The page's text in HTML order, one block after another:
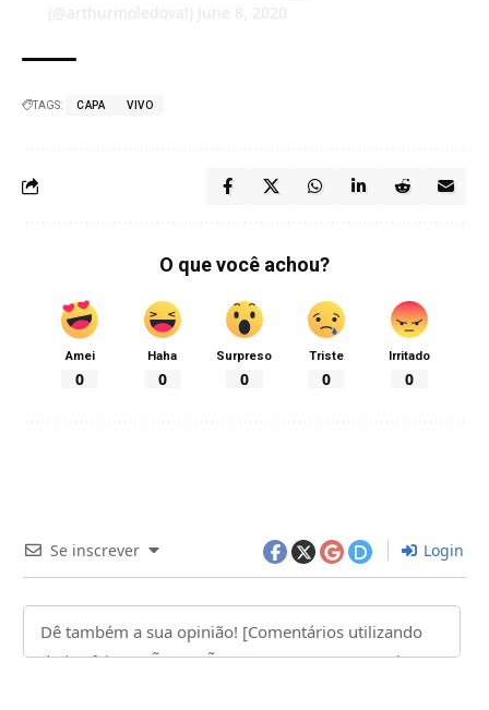
(@arthurmoledoval)
June 8, 2020
TAGS: CAPA VIVO
O que você achou?
Amei
0
Haha
0
Surpreso
0
Triste
0
Irritado
0
Se inscrever Login